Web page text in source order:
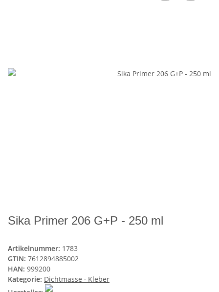
Sika Primer 206 G+P - 250 ml
Artikelnummer: 1783
GTIN: 7612894885002
HAN: 999200
Kategorie: Dichtmasse · Kleber